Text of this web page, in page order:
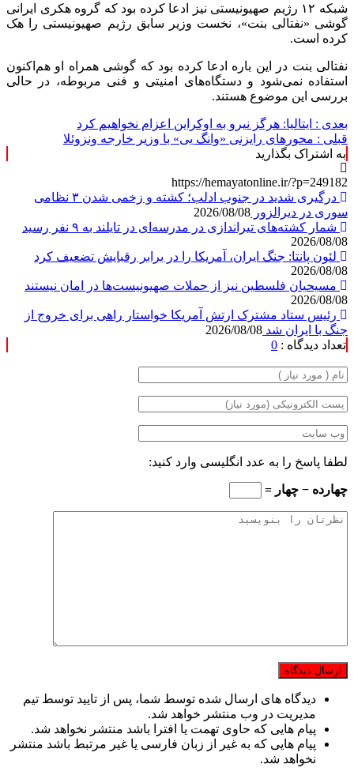
شبکه ۱۲ رژیم صهیونیستی نیز ادعا کرده بود که گروه هکری ایرانی
گوشی «نفتالی بنت»، نخست وزیر سابق رژیم صهیونیستی را هک
کرده است.
نفتالی بنت در این باره ادعا کرده بود که گوشی همراه او هم‌اکنون
استفاده نمی‌شود و دستگاه‌های امنیتی و فنی مربوطه، در حالی
بررسی این موضوع هستند.
بعدی : ایتالیا: هرگز نیرو به اوکراین اعزام نخواهیم کرد
قبلی : محورهای رایزنی «وانگ یی» با وزیر خارجه ونزوئلا
به اشتراک بگذارید
https://hemayatonline.ir/?p=249182
درگیری شدید در جنوب ادلب؛ کشته و زخمی شدن ۳ نظامی
سوری در دیرالزور 2026/08/08
شمار کشته‌های تیراندازی در مدرسه‌ای در تایلند به ۹ نفر رسید
2026/08/08
لئون پانتا: جنگ ایران، آمریکا را در برابر رقبایش تضعیف کرد
2026/08/08
مسیحیان فلسطین نیز از حملات صهیونیست‌ها در امان نیستند
2026/08/08
رئیس ستاد مشترک ارتش آمریکا خواستار راهی برای خروج از
جنگ با ایران شد 2026/08/08
تعداد دیدگاه : 0
لطفا پاسخ را به عدد انگلیسی وارد کنید:
چهارده − چهار =
دیدگاه های ارسال شده توسط شما، پس از تایید توسط تیم
مدیریت در وب منتشر خواهد شد.
پیام هایی که حاوی تهمت یا افترا باشد منتشر نخواهد شد.
پیام هایی که به غیر از زبان فارسی یا غیر مرتبط باشد منتشر
نخواهد شد.